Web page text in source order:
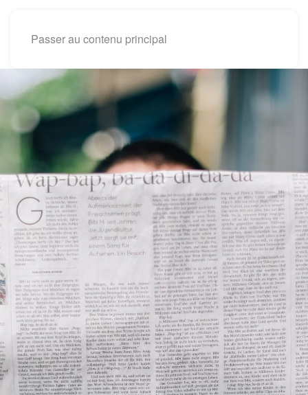
Passer au contenu principal